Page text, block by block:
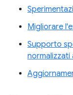
Migliorare
Supporto
normalizzati